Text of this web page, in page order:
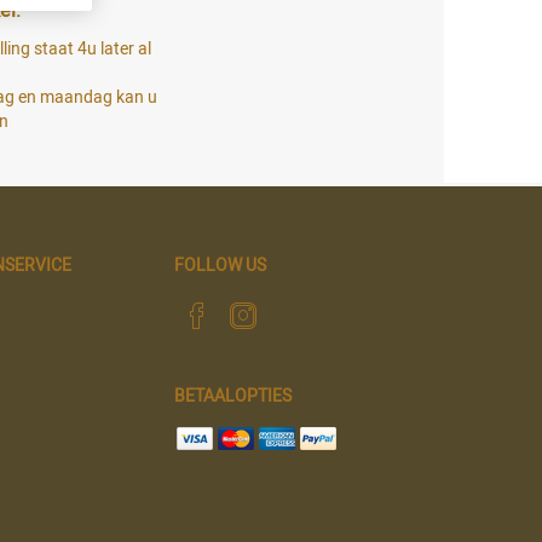
staat 4u later al
en maandag kan u
FOLLOW US
BETAALOPTIES